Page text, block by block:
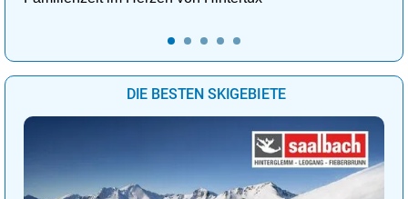
DIE BESTEN SKIGEBIETE